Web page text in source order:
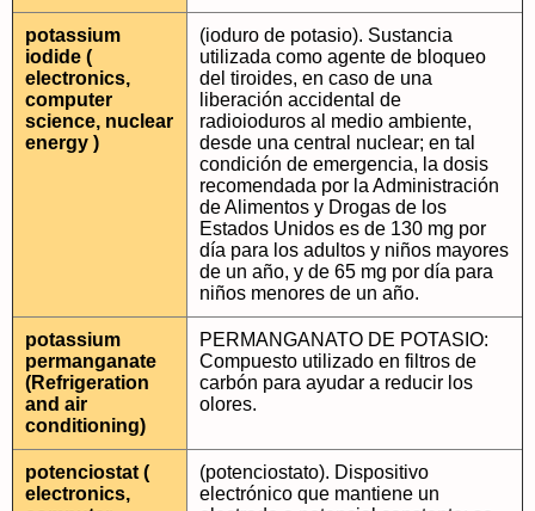
potassium
iodide (
electronics,
computer
science, nuclear
energy )
(ioduro de potasio). Sustancia
utilizada como agente de bloqueo
del tiroides, en caso de una
liberación accidental de
radioioduros al medio ambiente,
desde una central nuclear; en tal
condición de emergencia, la dosis
recomendada por la Administración
de Alimentos y Drogas de los
Estados Unidos es de 130 mg por
día para los adultos y niños mayores
de un año, y de 65 mg por día para
niños menores de un año.
potassium
permanganate
(Refrigeration
and air
conditioning)
PERMANGANATO DE POTASIO:
Compuesto utilizado en filtros de
carbón para ayudar a reducir los
olores.
potenciostat (
electronics,
(potenciostato). Dispositivo
electrónico que mantiene un